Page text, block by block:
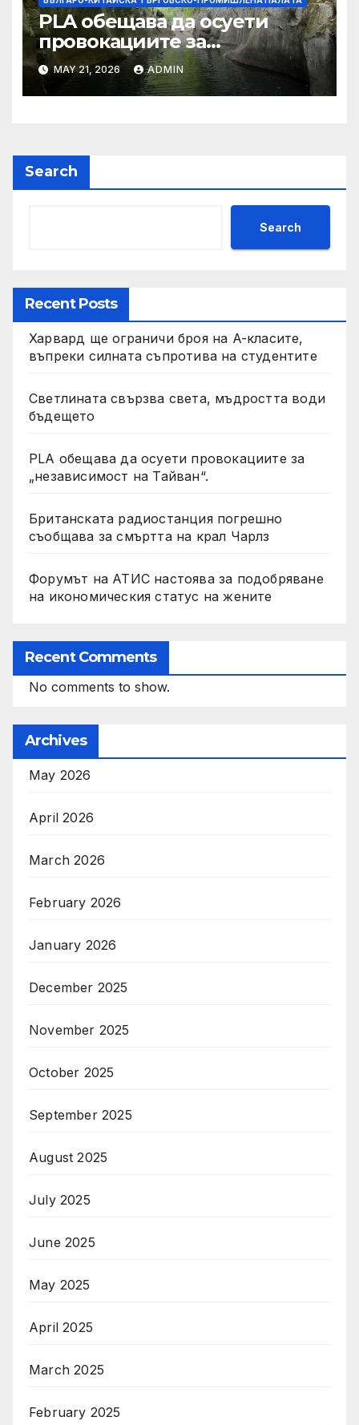
PLA обещава да осуети
провокациите за
„независимост на Тайван“.
MAY 21, 2026 ADMIN
Search
Search
Recent Posts
Харвард ще ограничи броя на A-класите,
въпреки силната съпротива на студентите
Светлината свързва света, мъдростта води
бъдещето
PLA обещава да осуети провокациите за
„независимост на Тайван“.
Британската радиостанция погрешно
съобщава за смъртта на крал Чарлз
Форумът на АТИС настоява за подобряване
на икономическия статус на жените
Recent Comments
No comments to show.
Archives
May 2026
April 2026
March 2026
February 2026
January 2026
December 2025
November 2025
October 2025
September 2025
August 2025
July 2025
June 2025
May 2025
April 2025
March 2025
February 2025